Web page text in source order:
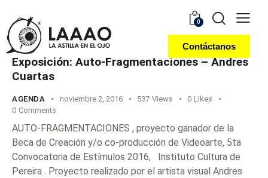
0
Contáctanos
Exposición: Auto-Fragmentaciones – Andres
Cuartas
AGENDA noviembre 2, 2016 537 Views 0 Likes
0 Comments
AUTO-FRAGMENTACIONES , proyecto ganador de la
Beca de Creación y/o co-producción de Videoarte, 5ta
Convocatoria de Estímulos 2016, Instituto Cultura de
Pereira . Proyecto realizado por el artista visual Andres